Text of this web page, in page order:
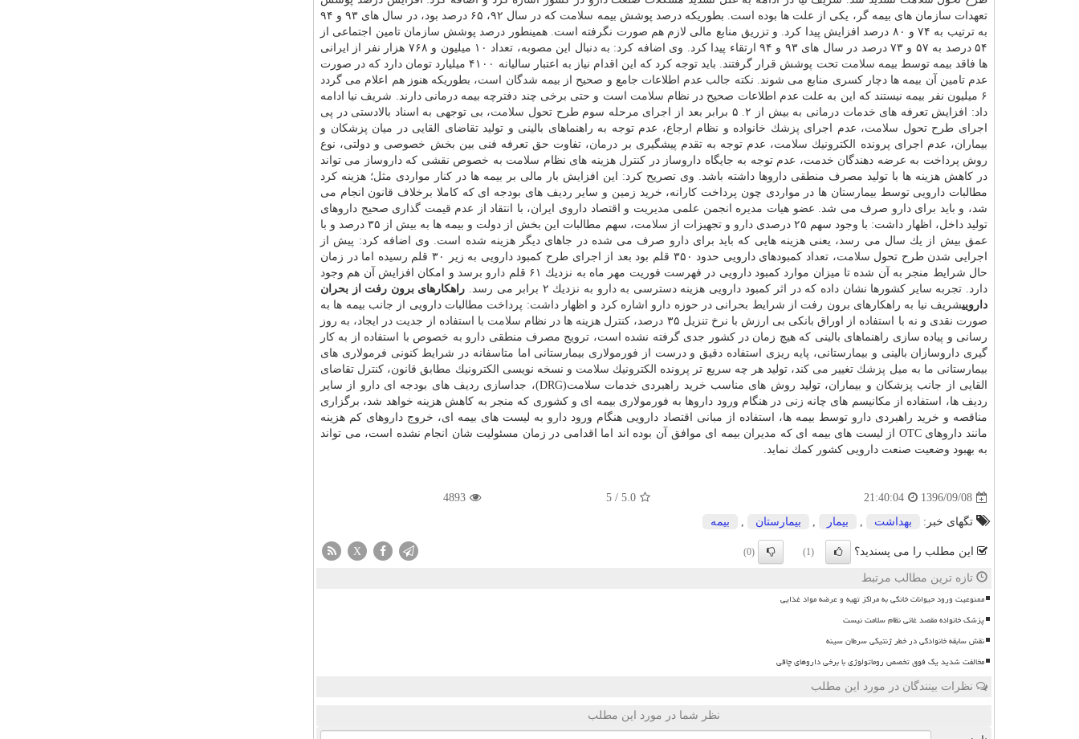
تعهدات سازمان های بیمه گر، یكی از علت ها بوده است. بطوریكه درصد پوشش بیمه سلامت
كه در سال ۹۲، ۶۵ درصد بود، در سال های ۹۳ و ۹۴
به ترتیب به ۷۴ و ۸۰ درصد افزایش پیدا كرد. و تزریق منابع مالی لازم هم صورت نگرفته است. همینطور درصد پوشش سازمان تامین اجتماعی از
۵۴ درصد به ۵۷ و ۷۳ درصد در سال های ۹۳ و ۹۴ ارتقاء پیدا كرد. وی اضافه كرد: به دنبال این مصوبه، تعداد ۱۰ میلیون و ۷۶۸ هزار نفر از ایرانی
ها فاقد بیمه توسط بیمه سلامت
تحت پوشش قرار گرفتند. باید توجه كرد كه این اقدام نیاز به اعتبار سالیانه ۴۱۰۰ میلیارد تومان دارد كه در صورت
عدم تامین آن بیمه ها دچار كسری منابع می شوند. نكته جالب عدم اطلاعات جامع و صحیح از بیمه شدگان است، بطوریكه هنوز هم اعلام می گردد
۶ میلیون نفر بیمه نیستند كه این به علت عدم اطلاعات صحیح در نظام
سلامت است و حتی برخی چند دفترچه بیمه درمانی دارند. شریف نیا ادامه
داد: افزایش تعرفه های خدمات درمانی به بیش از ۲. ۵ برابر بعد از اجرای مرحله سوم طرح تحول
سلامت، بی توجهی به اسناد بالادستی در پی
اجرای طرح تحول سلامت، عدم اجرای پزشك خانواده و نظام ارجاع، عدم توجه به راهنماهای بالینی و تولید تقاضای القایی در میان پزشكان و
بیماران، عدم اجرای پرونده الكترونیك سلامت، عدم توجه به تقدم پیشگیری بر درمان، تفاوت حق تعرفه فنی بین بخش خصوصی و دولتی، نوع
روش پرداخت به عرضه دهندگان خدمت، عدم توجه به جایگاه داروساز در كنترل هزینه های نظام سلامت به خصوص نقشی كه داروساز می تواند
در كاهش هزینه ها با تولید مصرف منطقی داروها داشته باشد. وی تصریح كرد: این افزایش بار مالی بر بیمه ها در كنار مواردی مثل؛ هزینه كرد
مطالبات دارویی توسط بیمارستان ها در مواردی چون پرداخت كارانه، خرید زمین و سایر ردیف های بودجه ای كه كاملا برخلاف قانون انجام می
شد، و باید برایدارو صرف می شد. عضو هیات مدیره انجمن علمی مدیریت و اقتصاد داروی ایران، با انتقاد از عدم قیمت گذاری صحیح داروهای
تولید داخل، اظهار داشت: با وجود سهم ۲۵ درصدی
دارو و تجهیزات از سلامت
، سهم مطالبات این بخش از دولت و بیمه ها به بیش از ۳۵ درصد و با
عمق بیش از یك سال می رسد، یعنی هزینه هایی كه باید برایدارو صرف می شده در جاهای دیگر هزینه شده است. وی اضافه كرد: پیش از
اجرایی شدن طرح تحول سلامت
، تعداد كمبودهای دارویی حدود ۳۵۰ قلم بود بعد از اجرای طرح كمبود دارویی به زیر ۳۰ قلم رسیده اما در زمان
حال شرایط منجر به آن شده تا میزان موارد كمبود دارویی در فهرست فوریت مهر ماه به نزدیك ۶۱ قلم
دارو برسد و امكان افزایش آن هم وجود
دارد. تجربه سایر كشورها نشان داده كه در اثر كمبود دارویی هزینه دسترسی بهدارو به نزدیك ۲ برابر می رسد.
راهكارهای برون رفت از بحران
داروییشریف نیا به راهكارهای برون رفت از شرایط بحرانی در حوزه دارو اشاره كرد و اظهار داشت: پرداخت مطالبات دارویی از جانب بیمه ها به
صورت نقدی و نه با استفاده از اوراق بانكی بی ارزش با نرخ تنزیل ۳۵ درصد، كنترل هزینه ها در نظام
سلامت با استفاده از جدیت در ایجاد، به روز
رسانی و پیاده سازی راهنماهای بالینی كه هیچ زمان در كشور جدی گرفته نشده است، ترویج مصرف منطقی دارو به خصوص با استفاده از به كار
گیری داروسازان بالینی و بیمارستانی، پایه ریزی استفاده دقیق و درست از فورمولاری بیمارستانی اما متاسفانه در شرایط كنونی فرمولاری های
بیمارستانی ما به میل پزشك تغییر می كند، تولید هر چه سریع تر پرونده الكترونیك سلامت و نسخه نویسی الكترونیك مطابق قانون، كنترل تقاضای
القایی از جانب پزشكان و بیماران، تولید روش های مناسب خرید راهبردی خدمات سلامت(DRG)، جداسازی ردیف های بودجه ای
دارو از سایر
ردیف ها، استفاده از مكانیسم های چانه زنی در هنگام ورود داروها به فورمولاری بیمه ای و كشوری كه منجر به كاهش هزینه خواهد شد، برگزاری
مناقصه و خرید راهبردیدارو توسط بیمه ها، استفاده از مبانی اقتصاد دارویی هنگام ورود دارو به لیست های بیمه ای، خروج داروهای كم هزینه
مانند داروهای OTC از لیست های بیمه ای كه مدیران بیمه ای موافق آن بوده اند اما اقدامی در زمان مسئولیت شان انجام نشده است، می تواند
به بهبود وضعیت صنعت دارویی كشور كمك نماید.
1396/09/08
21:40:04
5.0
/
5
4893
تگهای خبر: بهداشت , بیمار , بیمارستان , بیمه
این مطلب را می پسندید؟ (1)
(0)
X
تازه ترین مطالب مرتبط
ممنوعیت ورود حیوانات خانگی به مراکز تهیه و عرضه مواد غذایی
پزشک خانواده مقصد غائی نظام سلامت نیست
نقش سابقه خانوادگی در خطر ژنتیکی سرطان سینه
مخالفت شدید یک فوق تخصص روماتولوژی با برخی داروهای چاقی
نظرات بینندگان در مورد این مطلب
نظر شما در مورد این مطلب